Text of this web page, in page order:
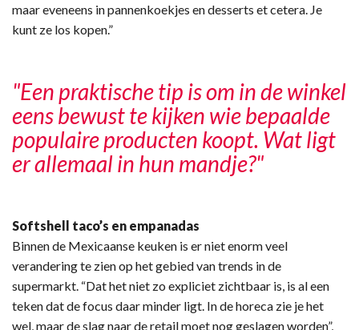
maar eveneens in pannenkoekjes en desserts et cetera. Je
kunt ze los kopen.”
"Een praktische tip is om in de winkel
eens bewust te kijken wie bepaalde
populaire producten koopt. Wat ligt
er allemaal in hun mandje?"
Softshell taco’s en empanadas
Binnen de Mexicaanse keuken is er niet enorm veel
verandering te zien op het gebied van trends in de
supermarkt. “Dat het niet zo expliciet zichtbaar is, is al een
teken dat de focus daar minder ligt. In de horeca zie je het
wel, maar de slag naar de retail moet nog geslagen worden”,